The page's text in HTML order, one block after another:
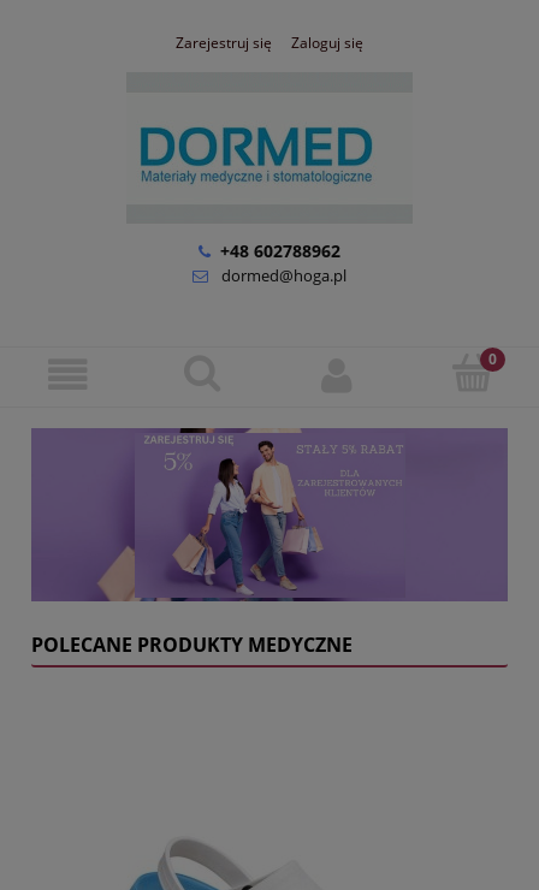
Zarejestruj się Zaloguj się
+48 602788962
dormed@hoga.pl
POLECANE PRODUKTY MEDYCZNE